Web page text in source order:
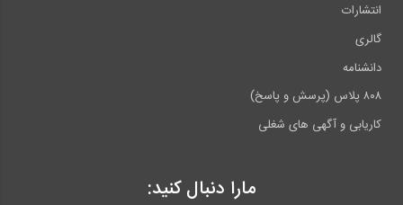
انتشارات
گالری
دانشنامه
۸۰۸ پلاس (پرسش و پاسخ)
کاریابی و آگهی های شغلی
مارا دنبال کنید: